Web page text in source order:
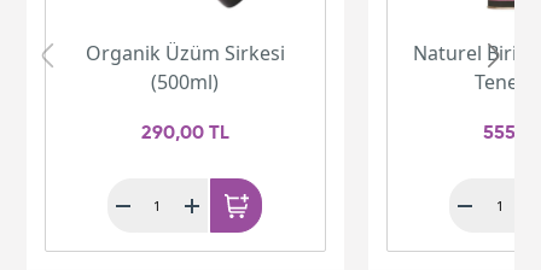
Organik Üzüm Sirkesi
(500ml)
290,00 TL
Naturel